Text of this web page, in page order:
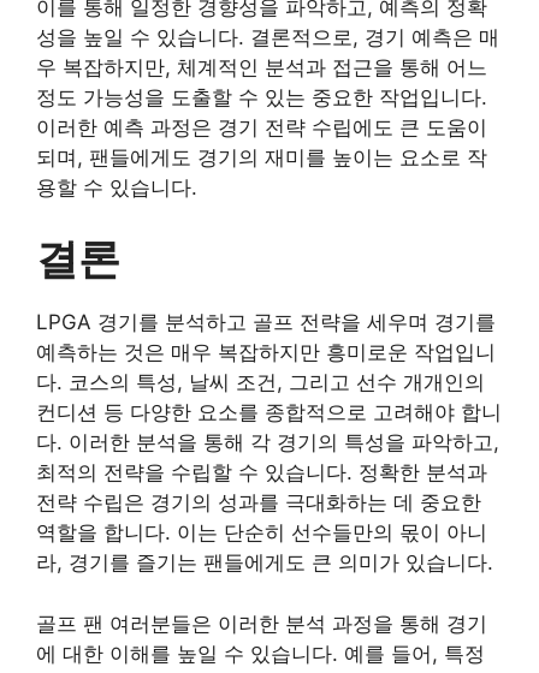
이를 통해 일정한 경향성을 파악하고, 예측의 정확
성을 높일 수 있습니다. 결론적으로, 경기 예측은 매
우 복잡하지만, 체계적인 분석과 접근을 통해 어느
정도 가능성을 도출할 수 있는 중요한 작업입니다.
이러한 예측 과정은 경기 전략 수립에도 큰 도움이
되며, 팬들에게도 경기의 재미를 높이는 요소로 작
용할 수 있습니다.
결론
LPGA 경기를 분석하고 골프 전략을 세우며 경기를
예측하는 것은 매우 복잡하지만 흥미로운 작업입니
다. 코스의 특성, 날씨 조건, 그리고 선수 개개인의
컨디션 등 다양한 요소를 종합적으로 고려해야 합니
다. 이러한 분석을 통해 각 경기의 특성을 파악하고,
최적의 전략을 수립할 수 있습니다. 정확한 분석과
전략 수립은 경기의 성과를 극대화하는 데 중요한
역할을 합니다. 이는 단순히 선수들만의 몫이 아니
라, 경기를 즐기는 팬들에게도 큰 의미가 있습니다.
골프 팬 여러분들은 이러한 분석 과정을 통해 경기
에 대한 이해를 높일 수 있습니다. 예를 들어, 특정